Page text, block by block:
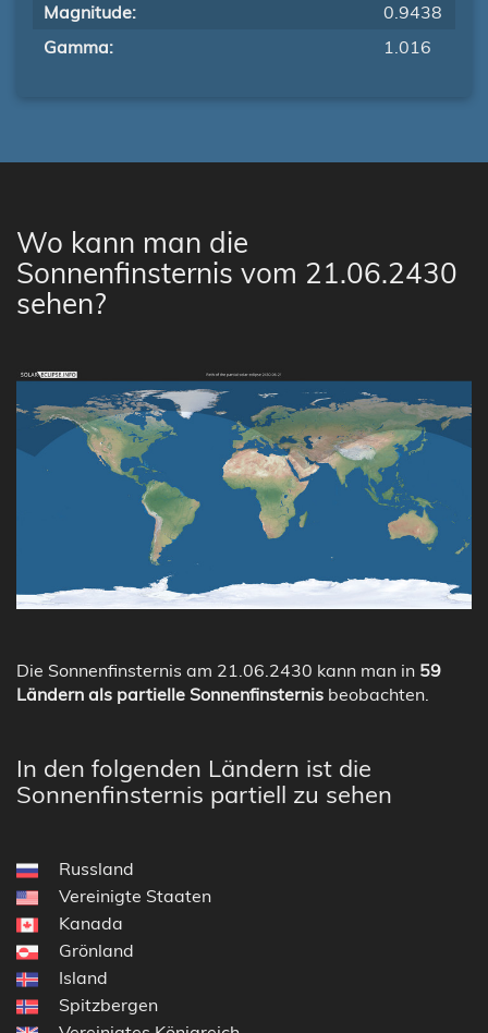
Magnitude:
0.9438
Gamma:
1.016
Wo kann man die
Sonnenfinsternis vom 21.06.2430
sehen?
Die Sonnenfinsternis am 21.06.2430 kann man in 59
Ländern als partielle Sonnenfinsternis beobachten.
In den folgenden Ländern ist die
Sonnenfinsternis partiell zu sehen
Russland
Vereinigte Staaten
Kanada
Grönland
Island
Spitzbergen